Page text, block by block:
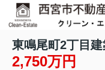
東鳴尾町2丁目
2,750万円